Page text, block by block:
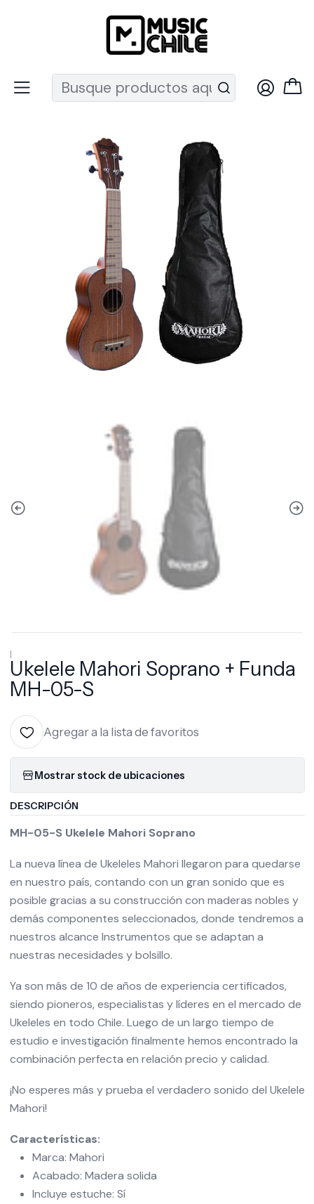
Recuerda que ahora nos puedes encontrar en el MUT
Instrumentos de Cuerda Ukeleles
|
Ukelele Mahori Soprano + Funda
MH-05-S
Agregar a la lista de favoritos
Mostrar stock de ubicaciones
DESCRIPCIÓN
MH-05-S Ukelele Mahori Soprano
La nueva línea de Ukeleles Mahori llegaron para quedarse
en nuestro país, contando con un gran sonido que es
posible gracias a su construcción con maderas nobles y
demás componentes seleccionados, donde tendremos a
nuestros alcance Instrumentos que se adaptan a
nuestras necesidades y bolsillo.
Ya son más de 10 de años de experiencia certificados,
siendo pioneros, especialistas y líderes en el mercado de
Ukeleles en todo Chile. Luego de un largo tiempo de
estudio e investigación finalmente hemos encontrado la
combinación perfecta en relación precio y calidad.
¡No esperes más y prueba el verdadero sonido del Ukelele
Mahori!
Características:
Marca: Mahori
Acabado: Madera solida
Incluye estuche: Sí